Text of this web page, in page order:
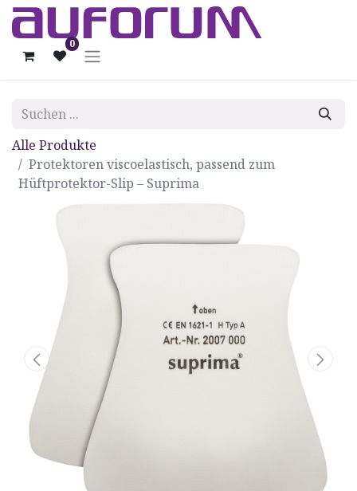
0
Alle Produkte
Protektoren viscoelastisch, passend zum
Hüftprotektor-Slip – Suprima